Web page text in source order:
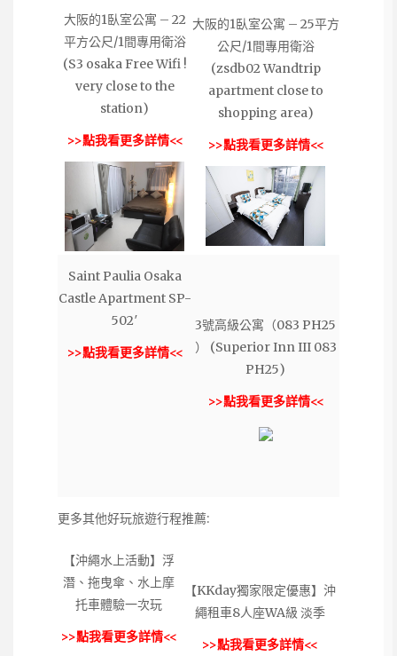
大阪的1臥室公寓 – 22
平方公尺/1間專用衛浴
(S3 osaka Free Wifi !
very close to the
station)
>>點我看更多詳情<<
大阪的1臥室公寓 – 25平方
公尺/1間專用衛浴
(zsdb02 Wandtrip
apartment close to
shopping area)
>>點我看更多詳情<<
Saint Paulia Osaka
Castle Apartment SP-
502′
>>點我看更多詳情<<
3號高級公寓（083 PH25
） (Superior Inn III 083
PH25)
>>點我看更多詳情<<
更多其他好玩旅遊行程推薦:
【沖繩水上活動】浮
潛、拖曳傘、水上摩
托車體驗一次玩
>>點我看更多詳情<<
【KKday獨家限定優惠】沖
繩租車8人座WA級 淡季
>>點我看更多詳情<<